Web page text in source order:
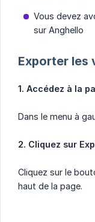
Vous devez
sur Anghello
Exporter les
1. Accédez à la
Dans le menu à
2. Cliquez sur
Cliquez sur le
haut de la page.